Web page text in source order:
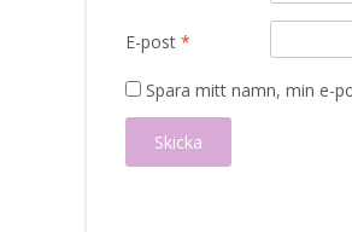
E-post *
Spara mitt namn, min e-